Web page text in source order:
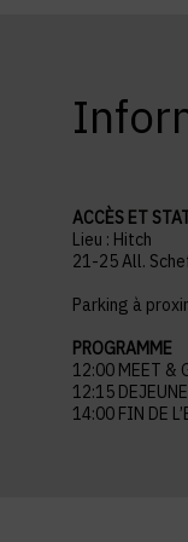
ACCÈS ET
Lieu : Hitch
21-25 All.
Parking à
PROGRAMME
12:00 MEET &
12:15
14:00 FIN DE